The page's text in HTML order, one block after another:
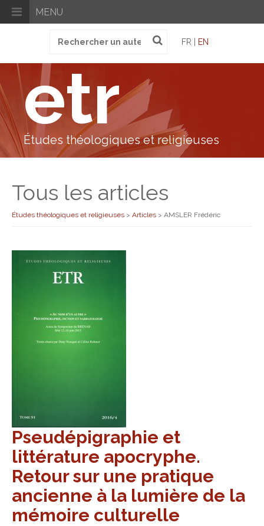
MENU
pour
FR | EN
etr
Études théologiques et religieuses
Tous les articles
Études théologiques et religieuses > Articles > AMSLER Frédéric
Pseudépigraphie et
littérature apocryphe.
Retour sur une pratique
ancienne à la lumière de la
mémoire culturelle